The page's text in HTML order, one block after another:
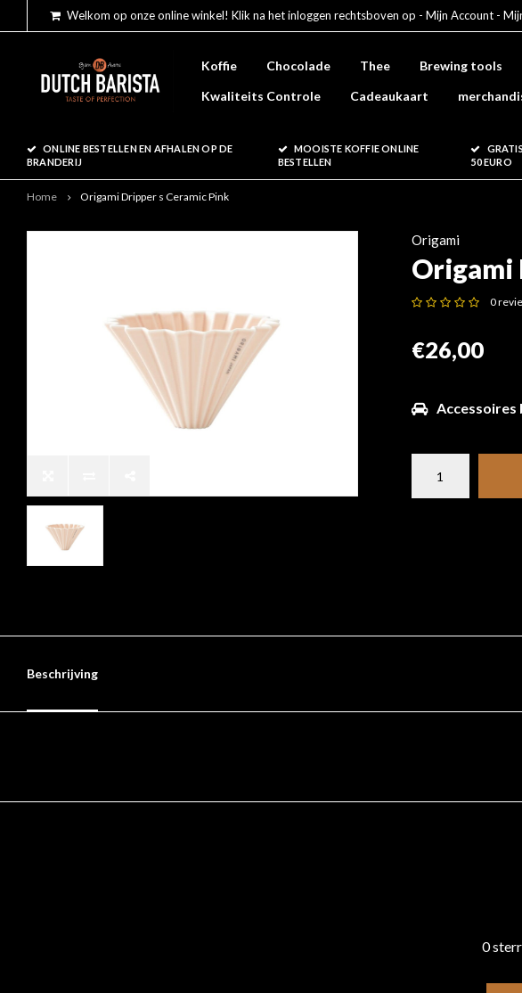
Welkom op onze online winkel! Klik na het inloggen rechtsboven op - Mijn Account -
Koffie Chocolade Thee Brewing tools
Kwaliteits Controle
Cadeaukaart
ONLINE BESTELLEN EN AFHALEN OP DE
BRANDERIJ
MOOISTE KOFFIE ONLINE
BESTELLEN
50 EURO
Home Origami Dripper s Ceramic Pink
Origami
Origami
0
€26,00
Accessoires
Beschrijving
0